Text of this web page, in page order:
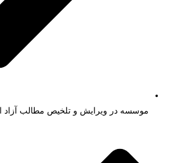
موسسه در ویرایش و تلخیص مطالب